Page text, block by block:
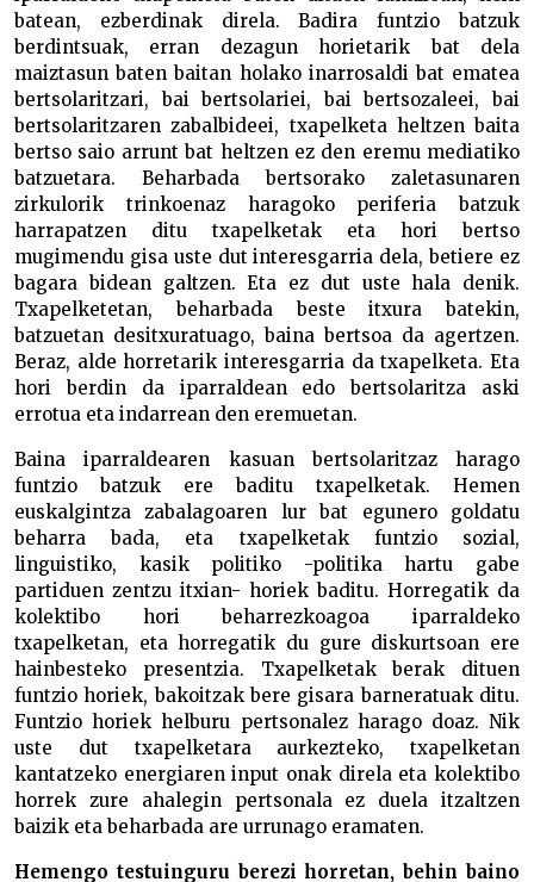
batean, ezberdinak direla. Badira funtzio batzuk
berdintsuak, erran dezagun horietarik bat dela
maiztasun baten baitan holako inarrosaldi bat ematea
bertsolaritzari, bai bertsolariei, bai bertsozaleei, bai
bertsolaritzaren zabalbideei, txapelketa heltzen baita
bertso saio arrunt bat heltzen ez den eremu mediatiko
batzuetara. Beharbada bertsorako zaletasunaren
zirkulorik trinkoenaz haragoko periferia batzuk
harrapatzen ditu txapelketak eta hori bertso
mugimendu gisa uste dut interesgarria dela, betiere ez
bagara bidean galtzen. Eta ez dut uste hala denik.
Txapelketetan, beharbada beste itxura batekin,
batzuetan desitxuratuago, baina bertsoa da agertzen.
Beraz, alde horretarik interesgarria da txapelketa. Eta
hori berdin da iparraldean edo bertsolaritza aski
errotua eta indarrean den eremuetan.
Baina iparraldearen kasuan bertsolaritzaz harago
funtzio batzuk ere baditu txapelketak. Hemen
euskalgintza zabalagoaren lur bat egunero goldatu
beharra bada, eta txapelketak funtzio sozial,
linguistiko, kasik politiko -politika hartu gabe
partiduen zentzu itxian- horiek baditu. Horregatik da
kolektibo hori beharrezkoagoa iparraldeko
txapelketan, eta horregatik du gure diskurtsoan ere
hainbesteko presentzia. Txapelketak berak dituen
funtzio horiek, bakoitzak bere gisara barneratuak ditu.
Funtzio horiek helburu pertsonalez harago doaz. Nik
uste dut txapelketara aurkezteko, txapelketan
kantatzeko energiaren input onak direla eta kolektibo
horrek zure ahalegin pertsonala ez duela itzaltzen
baizik eta beharbada are urrunago eramaten.
Hemengo testuinguru berezi horretan, behin baino